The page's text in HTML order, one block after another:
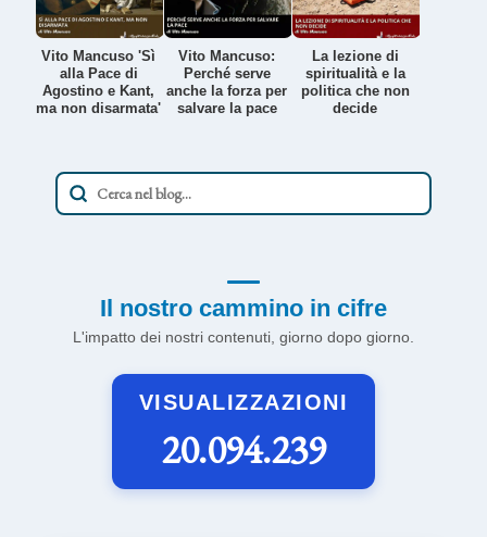
Vito Mancuso 'Sì
alla Pace di
Agostino e Kant,
ma non disarmata'
Vito Mancuso:
Perché serve
anche la forza per
salvare la pace
La lezione di
spiritualità e la
politica che non
decide
Il nostro cammino in cifre
L'impatto dei nostri contenuti, giorno dopo giorno.
VISUALIZZAZIONI
20.094.239